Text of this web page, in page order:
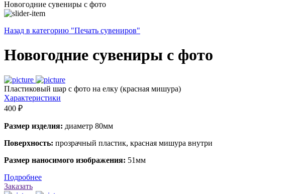
Новогодние сувениры с фото
Назад в категорию "Печать сувениров"
Новогодние сувениры с фото
Пластиковый шар с фото на елку (красная мишура)
Характеристики
400 ₽
Размер изделия: диаметр 80мм
Поверхность: прозрачный пластик, красная мишура внутри
Размер наносимого изображения: 51мм
Подробнее
Заказать